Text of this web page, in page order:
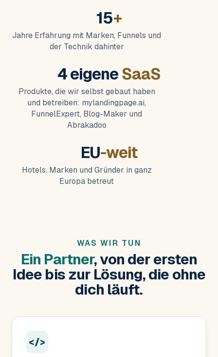
15+
Jahre Erfahrung mit Marken, Funnels und
der Technik dahinter
4 eigeneSaaS
Produkte, die wir selbst gebaut haben
und betreiben: mylandingpage.ai,
FunnelExpert, Blog-Maker und
Abrakadoo
EU-weit
Hotels, Marken und Gründer in ganz
Europa betreut
WAS WIR TUN
Ein Partner, von der ersten
Idee bis zur Lösung, die ohne
dich läuft.
</>